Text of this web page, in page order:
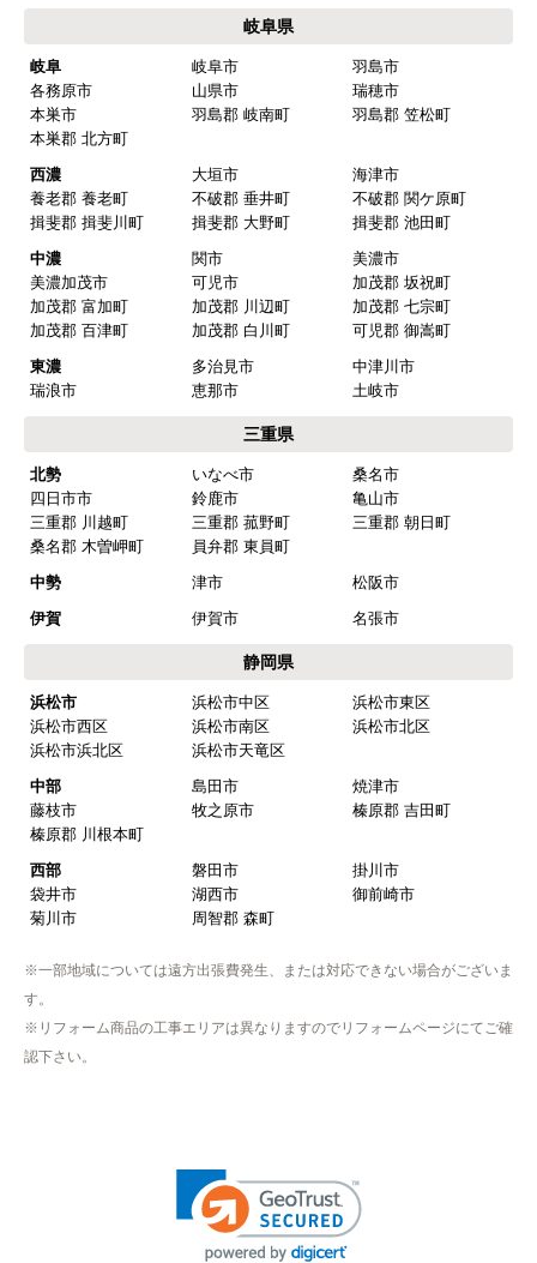
た
【注文からどのくらいで届きましたか？】
【その他感想・コメント】
マークレさん
2025年10月10日 21:04
欲しい商品をスムーズに注文できましたか？
ショップからの連絡や対応は適切でしたか？
予定の期日までに商品が届きましたか？
はい
商品の梱包は必要十分なものでしたか？
【注文商品】浄水器・整水器 【注文時
期】2025年07月頃（モバイルから）
【このショップを選んだ理由は？】
近隣で安く、評判が良かったため
【注文からどのくらいで届きましたか？】
取付工事の数日前に調整して届けてくれた
作業をされた方はスムーズで親切でした
欲しい商品をスムーズに注文できましたか？
ショップからの連絡や対応は適切でしたか？
岐阜県
岐阜 岐阜市
羽島市
各務原市
山県市
瑞穂市
本巣市
羽島郡 岐南町
羽島郡 笠松町
本巣郡 北方町
西濃
大垣市
海津市
養老郡 養老町
不破郡 垂井町
不破郡 関ケ原町
揖斐郡 揖斐川町
揖斐郡 大野町
揖斐郡 池田町
中濃
関市
美濃市
美濃加茂市
可児市
加茂郡 坂祝町
加茂郡 富加町
加茂郡 川辺町
加茂郡 七宗町
加茂郡 百津町
加茂郡 白川町
可児郡 御嵩町
東濃
多治見市
中津川市
瑞浪市
恵那市 土岐市
三重県
北勢 いなべ市
桑名市
四日市市
鈴鹿市
亀山市
三重郡 川越町
三重郡 菰野町
三重郡 朝日町
桑名郡 木曽岬町
員弁郡 東員町
中勢
津市
松阪市
伊賀
伊賀市 名張市
静岡県
浜松市 浜松市中区
浜松市東区
浜松市西区
浜松市南区
浜松市北区
浜松市浜北区
浜松市天竜区
中部
島田市
焼津市
藤枝市
牧之原市
榛原郡 吉田町
榛原郡 川根本町
西部
磐田市
掛川市
袋井市
湖西市
御前崎市
菊川市
周智郡 森町
※一部地域については遠方出張費発生、または対応できない場合がございま
す。
※リフォーム商品の工事エリアは異なりますのでリフォームページにてご確
認下さい。